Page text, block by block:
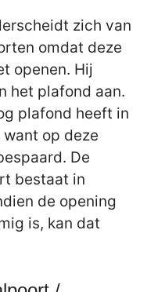
zich van
omdat deze
openen. Hij
het plafond aan.
plafond heeft in
op deze
De
bestaat in
de opening
is, kan dat